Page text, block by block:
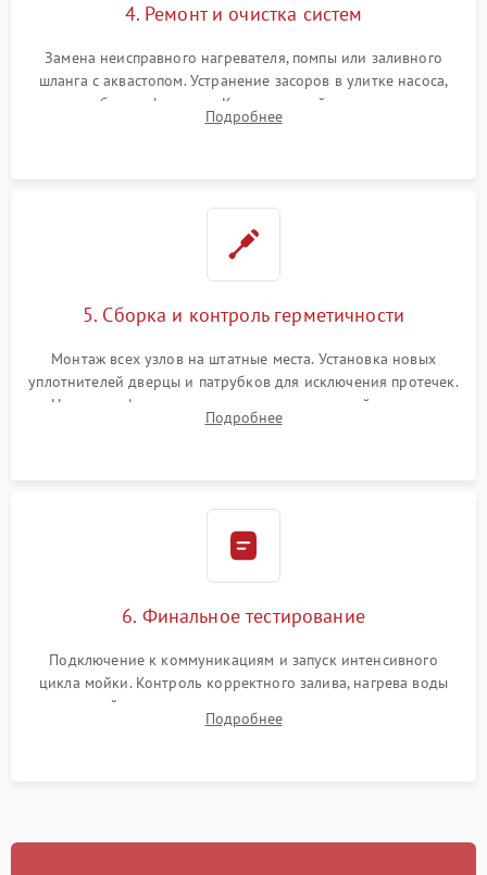
4. Ремонт и очистка систем
Замена неисправного нагревателя, помпы или заливного
шланга с аквастопом. Устранение засоров в улитке насоса,
патрубках и фильтрах. Компонентный ремонт платы
управления, восстановление поврежденной проводки.
Подробнее
5. Сборка и контроль герметичности
Монтаж всех узлов на штатные места. Установка новых
уплотнителей дверцы и патрубков для исключения протечек.
Надежная фиксация хомутов гидравлической системы,
сборка корпуса и установка датчика поплавка.
Подробнее
6. Финальное тестирование
Подключение к коммуникациям и запуск интенсивного
цикла мойки. Контроль корректного залива, нагрева воды
до нужной температуры, отсутствия посторонних шумов,
штатного слива и абсолютной сухости в поддоне.
Подробнее